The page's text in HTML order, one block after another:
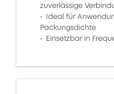
zuverlässige
Ideal für
Packungsdichte
Einsetzbar in